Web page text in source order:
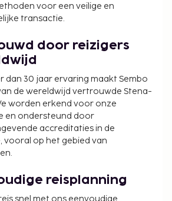
voor een veilige en
transactie.
door reizigers
dan 30 jaar ervaring maakt Sembo
de wereldwijd vertrouwde Stena-
worden erkend voor onze
en ondersteund door
accreditaties in de
vooral op het gebied van
reisplanning